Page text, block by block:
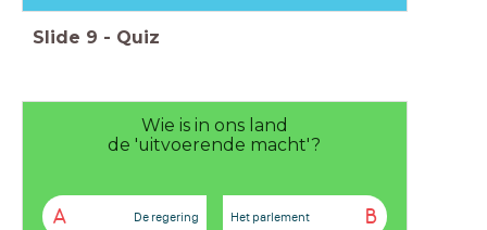
Slide 9 - Quiz
Wie is in ons land
de 'uitvoerende macht'?
A De regering B
Het parlement